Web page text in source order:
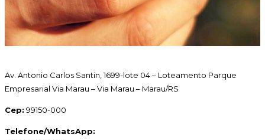
Av. Antonio Carlos Santin, 1699-lote 04 – Loteamento Parque
Empresarial Via Marau – Via Marau – Marau/RS
Cep: 99150-000
Telefone/WhatsApp: